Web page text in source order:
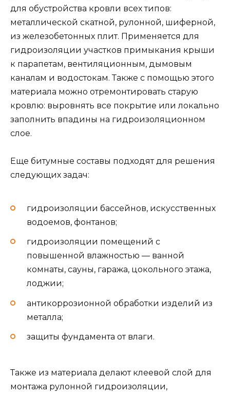
для обустройства кровли всех типов:
металлической скатной, рулонной, шиферной,
из железобетонных плит. Применяется для
гидроизоляции участков примыкания крыши
к парапетам, вентиляционным, дымовым
каналам и водостокам. Также с помощью этого
материала можно отремонтировать старую
кровлю: выровнять все покрытие или локально
заполнить впадины на гидроизоляционном
слое.
Еще битумные составы подходят для решения
следующих задач:
гидроизоляции бассейнов, искусственных
водоемов, фонтанов;
гидроизоляции помещений с
повышенной влажностью — ванной
комнаты, сауны, гаража, цокольного этажа,
лоджии;
антикоррозионной обработки изделий из
металла;
защиты фундамента от влаги.
Также из материала делают клеевой слой для
монтажа рулонной гидроизоляции,